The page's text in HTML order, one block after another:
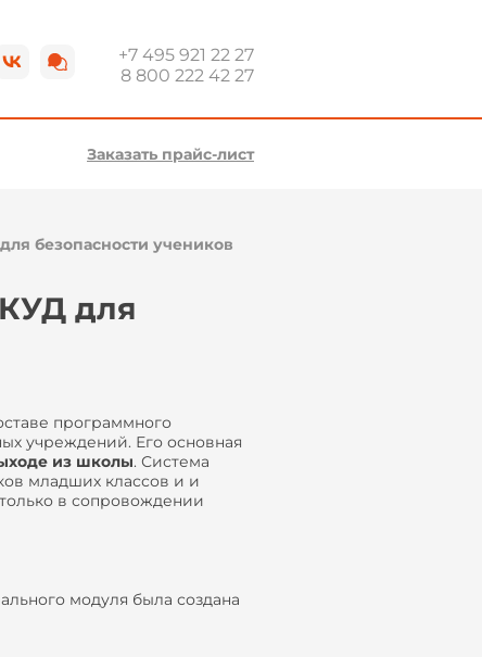
+7 495 921 22 27
8 800 222 42 27
Заказать прайс-лист
безопасности учеников
для
программного
учреждений. Его основная
из школы. Система
младших классов и и
в сопровождении
модуля была создана